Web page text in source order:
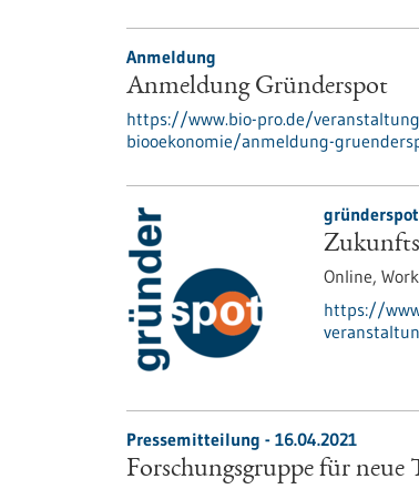
Anmeldung
Anmeldung Gründerspot
https://www.bio-pro.de/
biooekonomie/anmeldung-
Online,
https://
Pressemitteilung - 16.04.2021
Forschungsgruppe für neue